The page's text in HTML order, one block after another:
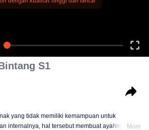
S1
yang tidak memiliki kemampuan untuk
internalnya, hal tersebut membuat ayahnya
More